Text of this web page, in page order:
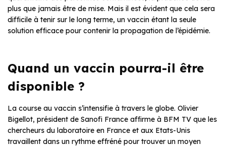
plus que jamais être de mise. Mais il est évident que cela sera
difficile à tenir sur le long terme, un vaccin étant la seule
solution efficace pour contenir la propagation de l’épidémie.
Quand un vaccin pourra-il être
disponible ?
La course au vaccin s’intensifie à travers le globe. Olivier
Bigellot, président de Sanofi France affirme à BFM TV que les
chercheurs du laboratoire en France et aux Etats-Unis
travaillent dans un rythme effréné pour trouver un moyen